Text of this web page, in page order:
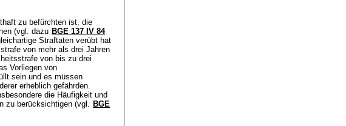
zu befürchten ist, die
(vgl. dazu BGE 137 IV 84
Straftaten verübt hat
von mehr als drei Jahren
von bis zu drei
Vorliegen von
sein und es müssen
erheblich gefährden.
die Häufigkeit und
zu berücksichtigen (vgl. BGE